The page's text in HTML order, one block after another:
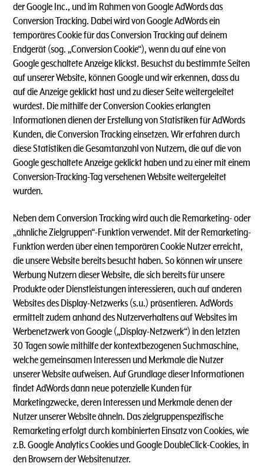
der Google Inc., und im Rahmen von Google AdWords das
Conversion Tracking. Dabei wird von Google AdWords ein
temporäres Cookie für das Conversion Tracking auf deinem
Endgerät (sog. „Conversion Cookie“), wenn du auf eine von
Google geschaltete Anzeige klickst. Besuchst du bestimmte Seiten
auf unserer Website, können Google und wir erkennen, dass du
auf die Anzeige geklickt hast und zu dieser Seite weitergeleitet
wurdest. Die mithilfe der Conversion Cookies erlangten
Informationen dienen der Erstellung von Statistiken für AdWords
Kunden, die Conversion Tracking einsetzen. Wir erfahren durch
diese Statistiken die Gesamtanzahl von Nutzern, die auf die von
Google geschaltete Anzeige geklickt haben und zu einer mit einem
Conversion-Tracking-Tag versehenen Website weitergeleitet
wurden.
Neben dem Conversion Tracking wird auch die Remarketing- oder
„ähnliche Zielgruppen“-Funktion verwendet. Mit der Remarketing-
Funktion werden über einen temporären Cookie Nutzer erreicht,
die unsere Website bereits besucht haben. So können wir unsere
Werbung Nutzern dieser Website, die sich bereits für unsere
Produkte oder Dienstleistungen interessieren, auch auf anderen
Websites des Display-Netzwerks (s.u.) präsentieren. AdWords
ermittelt zudem anhand des Nutzerverhaltens auf Websites im
Werbenetzwerk von Google („Display-Netzwerk“) in den letzten
30 Tagen sowie mithilfe der kontextbezogenen Suchmaschine,
welche gemeinsamen Interessen und Merkmale die Nutzer
unserer Website aufweisen. Auf Grundlage dieser Informationen
findet AdWords dann neue potenzielle Kunden für
Marketingzwecke, deren Interessen und Merkmale denen der
Nutzer unserer Website ähneln. Das zielgruppenspezifische
Remarketing erfolgt durch kombinierten Einsatz von Cookies, wie
z.B. Google Analytics Cookies und Google DoubleClick-Cookies, in
den Browsern der Websitenutzer.